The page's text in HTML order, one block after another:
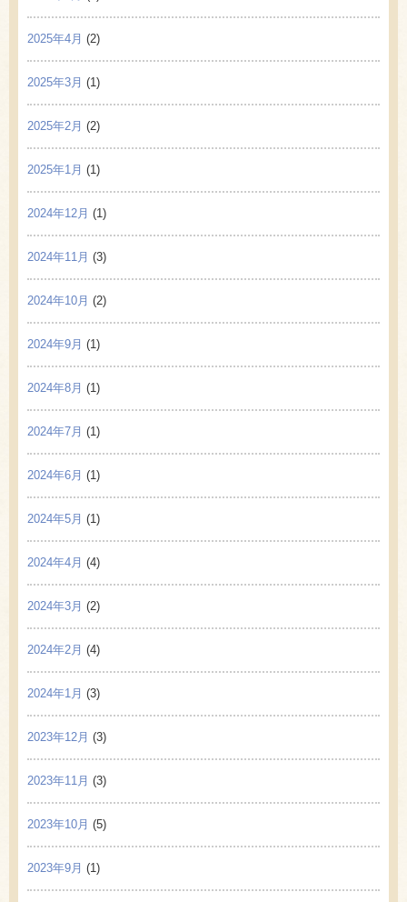
2025年4月 (2)
2025年3月 (1)
2025年2月 (2)
2025年1月 (1)
2024年12月 (1)
2024年11月 (3)
2024年10月 (2)
2024年9月 (1)
2024年8月 (1)
2024年7月 (1)
2024年6月 (1)
2024年5月 (1)
2024年4月 (4)
2024年3月 (2)
2024年2月 (4)
2024年1月 (3)
2023年12月 (3)
2023年11月 (3)
2023年10月 (5)
2023年9月 (1)